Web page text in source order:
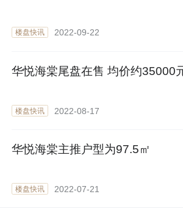
楼盘快讯 2022-09-22
华悦海棠尾盘在售 均价约35000
楼盘快讯 2022-08-17
华悦海棠主推户型为97.5㎡
楼盘快讯 2022-07-21